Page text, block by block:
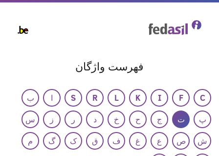
فهرست واژگان
C
F
I
K
L
R
S ا
ب
پ
ت ج ح خ د ر ز
س
ش
ص ع غ ف ق ک گ
م